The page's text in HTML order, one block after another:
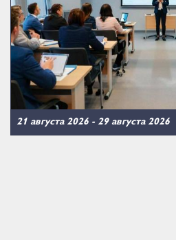
21 августа 2026 - 29 августа 2026